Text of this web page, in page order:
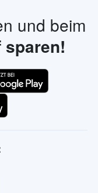
und beim
sparen!